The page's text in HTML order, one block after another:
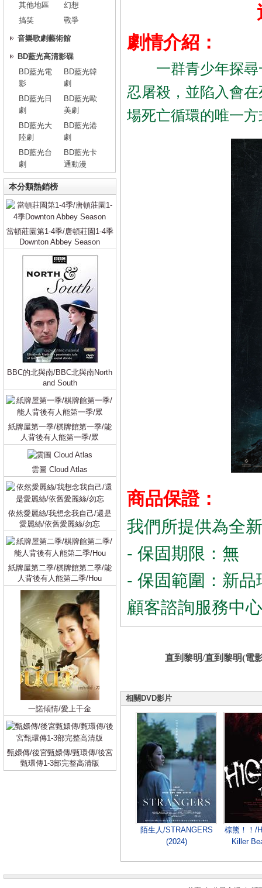
劇情介紹：
一群青少年探尋
忍屠殺，並陷入會
場死亡循環的唯一
商品保證：
我們所提供為全
- 保固期限：無
- 保固範圍：新品
顧客諮詢服務中
直到黎明/直到黎明(電
相關DVD影片
陌生人/STRANGERS
(2024)
棕熊！！/
Killer
其他地區
幻想
搞笑
戰爭
音樂歌劇藝術館
BD藍光高清影碟
BD藍光電
影
BD藍光韓
劇
BD藍光日
劇
BD藍光歐
美劇
BD藍光大
陸劇
BD藍光港
劇
BD藍光台
劇
BD藍光卡
通動漫
本分類熱銷榜
當頓莊園第1-4季/唐頓莊園1-4季
Downton Abbey Season
BBC的北與南/BBC北與南North
and South
紙牌屋第一季/棋牌館第一季/能
人背後有人能第一季/眾
雲圖 Cloud Atlas
依然愛麗絲/我想念我自己/還是
愛麗絲/依舊愛麗絲/勿忘
紙牌屋第二季/棋牌館第二季/能
人背後有人能第二季/Hou
一諾傾情/愛上千金
甄嬛傳/後宮甄嬛傳/甄環傳/後宮
甄環傳1-3部完整高清版